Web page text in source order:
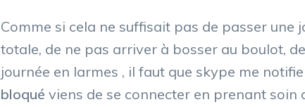
Comme si cela ne suffisait pas de passer une
totale, de ne pas arriver à bosser au boulot,
journée en larmes , il faut que skype me
bloqué viens de se connecter en prenant soin